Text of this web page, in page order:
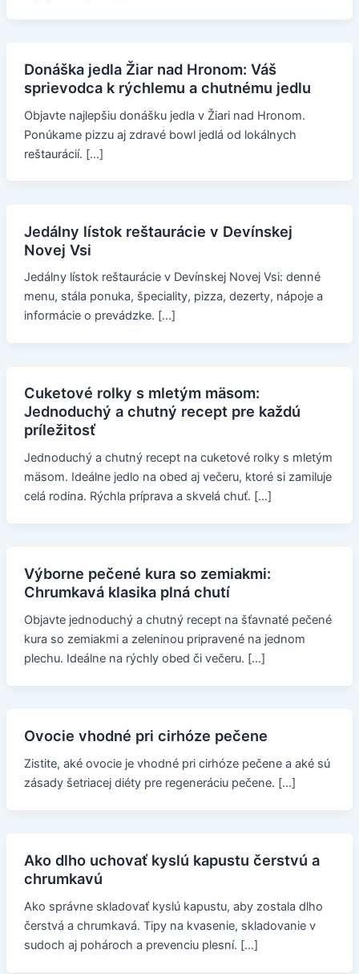
Donáška jedla Žiar nad Hronom: Váš
sprievodca k rýchlemu a chutnému jedlu
Objavte najlepšiu donášku jedla v Žiari nad Hronom.
Ponúkame pizzu aj zdravé bowl jedlá od lokálnych
reštaurácií. […]
Jedálny lístok reštaurácie v Devínskej
Novej Vsi
Jedálny lístok reštaurácie v Devínskej Novej Vsi: denné
menu, stála ponuka, špeciality, pizza, dezerty, nápoje a
informácie o prevádzke. […]
Cuketové rolky s mletým mäsom:
Jednoduchý a chutný recept pre každú
príležitosť
Jednoduchý a chutný recept na cuketové rolky s mletým
mäsom. Ideálne jedlo na obed aj večeru, ktoré si zamiluje
celá rodina. Rýchla príprava a skvelá chuť. […]
Výborne pečené kura so zemiakmi:
Chrumkavá klasika plná chutí
Objavte jednoduchý a chutný recept na šťavnaté pečené
kura so zemiakmi a zeleninou pripravené na jednom
plechu. Ideálne na rýchly obed či večeru. […]
Ovocie vhodné pri cirhóze pečene
Zistite, aké ovocie je vhodné pri cirhóze pečene a aké sú
zásady šetriacej diéty pre regeneráciu pečene. […]
Ako dlho uchovať kyslú kapustu čerstvú a
chrumkavú
Ako správne skladovať kyslú kapustu, aby zostala dlho
čerstvá a chrumkavá. Tipy na kvasenie, skladovanie v
sudoch aj pohároch a prevenciu plesní. […]